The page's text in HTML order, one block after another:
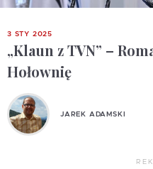
3 STY 2025
„Klaun z TVN” –
Hołownię
JAREK ADAMSKI